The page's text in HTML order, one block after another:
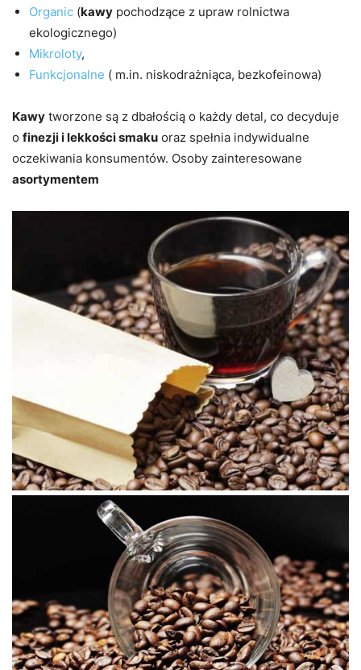
Organic (kawy pochodzące z upraw rolnictwa
ekologicznego)
Mikroloty,
Funkcjonalne ( m.in. niskodrażniąca, bezkofeinowa)
Kawy tworzone są z dbałością o każdy detal, co decyduje
o finezji i lekkości smaku oraz spełnia indywidualne
oczekiwania konsumentów. Osoby zainteresowane
asortymentem